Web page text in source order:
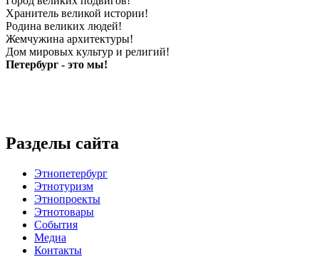
Хранитель великой истории!
Родина великих людей!
Жемчужина архитектуры!
Дом мировых культур и религий!
Петербург - это мы!
Разделы сайта
Этнопетербург
Этнотуризм
Этнопроекты
Этнотовары
События
Медиа
Контакты